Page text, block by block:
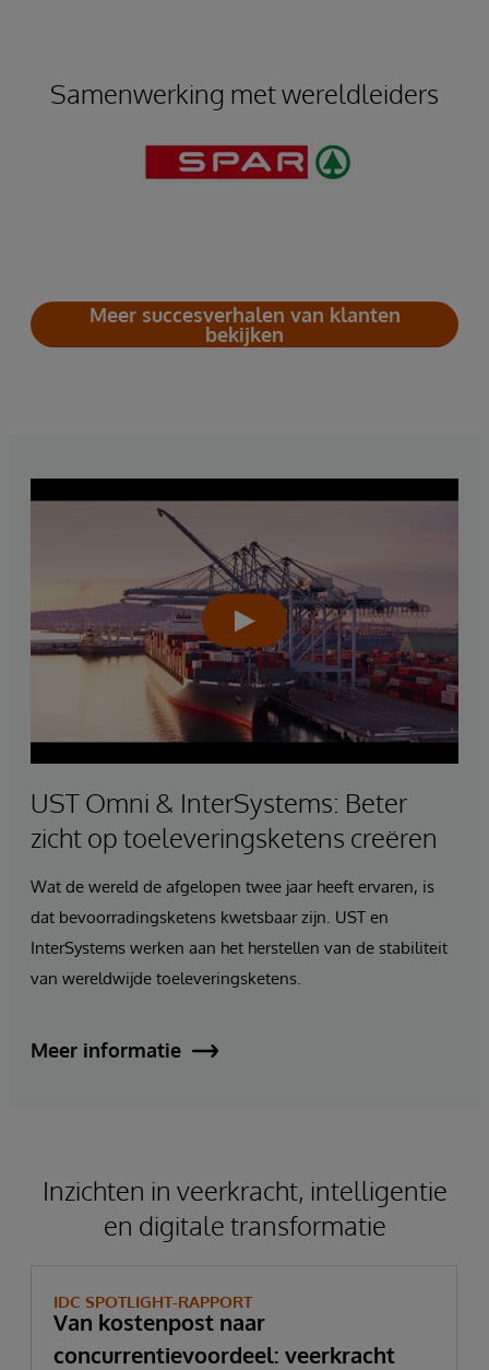
Samenwerking met wereldleiders
Meer succesverhalen van klanten
bekijken
UST Omni & InterSystems: Beter
zicht op toeleveringsketens creëren
Wat de wereld de afgelopen twee jaar heeft ervaren, is
dat bevoorradingsketens kwetsbaar zijn. UST en
InterSystems werken aan het herstellen van de stabiliteit
van wereldwijde toeleveringsketens.
Meer informatie
Inzichten in veerkracht, intelligentie
en digitale transformatie
IDC SPOTLIGHT-RAPPORT
Van kostenpost naar
concurrentievoordeel: veerkracht